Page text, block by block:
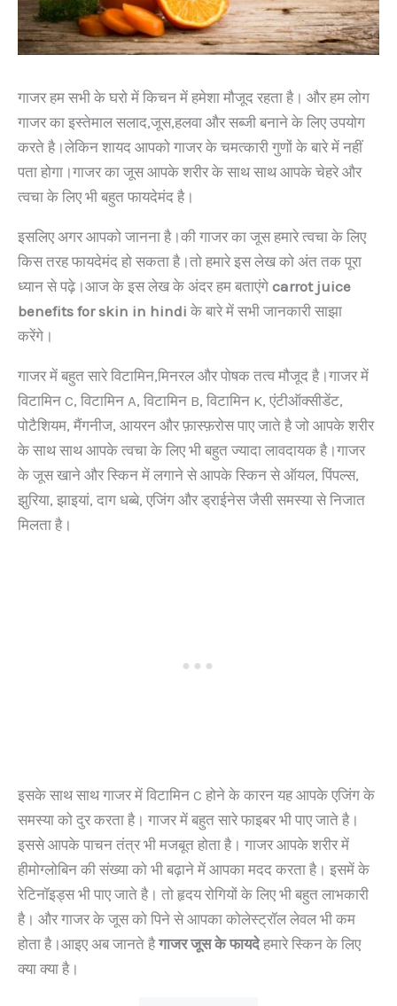
गाजर हम सभी के घरो में किचन में हमेशा मौजूद रहता है। और हम लोग
गाजर का इस्तेमाल सलाद,जूस,हलवा और सब्जी बनाने के लिए उपयोग
करते है।लेकिन शायद आपको गाजर के चमत्कारी गुणों के बारे में नहीं
पता होगा।गाजर का जूस आपके शरीर के साथ साथ आपके चेहरे और
त्वचा के लिए भी बहुत फायदेमंद है।
इसलिए अगर आपको जानना है।की गाजर का जूस हमारे त्वचा के लिए
किस तरह फायदेमंद हो सकता है।तो हमारे इस लेख को अंत तक पूरा
ध्यान से पढ़े।आज के इस लेख के अंदर हम बताएंगे carrot juice
benefits for skin in hindi के बारे में सभी जानकारी साझा
करेंगे।
गाजर में बहुत सारे विटामिन,मिनरल और पोषक तत्व मौजूद है।गाजर में
विटामिन C, विटामिन A, विटामिन B, विटामिन K, एंटीऑक्सीडेंट,
पोटैशियम, मैंगनीज, आयरन और फ़ास्फ़रोस पाए जाते है जो आपके शरीर
के साथ साथ आपके त्वचा के लिए भी बहुत ज्यादा लावदायक है।गाजर
के जूस खाने और स्किन में लगाने से आपके स्किन से ऑयल, पिंपल्स,
झुरिया, झाइयां, दाग धब्बे, एजिंग और ड्राईनेस जैसी समस्या से निजात
मिलता है।
इसके साथ साथ गाजर में विटामिन C होने के कारन यह आपके एजिंग के
समस्या को दुर करता है। गाजर में बहुत सारे फाइबर भी पाए जाते है।
इससे आपके पाचन तंत्र भी मजबूत होता है। गाजर आपके शरीर में
हीमोग्लोबिन की संख्या को भी बढ़ाने में आपका मदद करता है। इसमें के
रेटिनॉइड्स भी पाए जाते है। तो हृदय रोगियों के लिए भी बहुत लाभकारी
है। और गाजर के जूस को पिने से आपका कोलेस्ट्रॉल लेवल भी कम
होता है।आइए अब जानते हैगाजर जूस के फायदेहमारे स्किन के लिए
क्या क्या है।